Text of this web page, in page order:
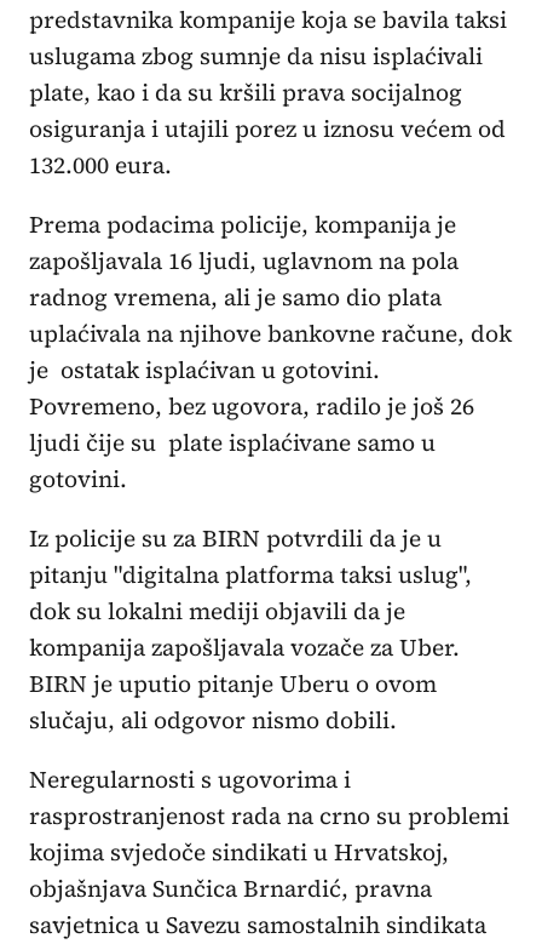
predstavnika kompanije koja se bavila taksi
uslugama zbog sumnje da nisu isplaćivali
plate, kao i da su kršili prava socijalnog
osiguranja i utajili porez u iznosu većem od
132.000 eura.
Prema podacima policije, kompanija je
zapošljavala 16 ljudi, uglavnom na pola
radnog vremena, ali je samo dio plata
uplaćivala na njihove bankovne račune, dok
je ostatak isplaćivan u gotovini.
Povremeno, bez ugovora, radilo je još 26
ljudi čije su plate isplaćivane samo u
gotovini.
Iz policije su za BIRN potvrdili da je u
pitanju "digitalna platforma taksi uslug",
dok su lokalni mediji objavili da je
kompanija zapošljavala vozače za Uber.
BIRN je uputio pitanje Uberu o ovom
slučaju, ali odgovor nismo dobili.
Neregularnosti s ugovorima i
rasprostranjenost rada na crno su problemi
kojima svjedoče sindikati u Hrvatskoj,
objašnjava Sunčica Brnardić, pravna
savjetnica u Savezu samostalnih sindikata